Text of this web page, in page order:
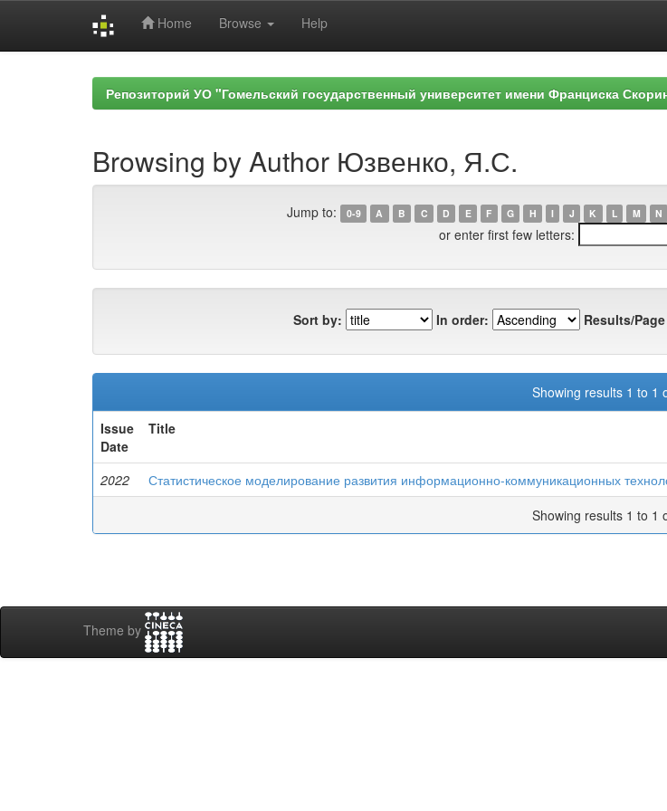
Home Browse Help
Репозиторий УО "Гомельский государственный университет имени Франциска
Browsing by Author Юзвенко, Я.С.
Jump to: 0-9 A B C D E F G H I J K L M N
or enter first few letters:
Sort by: In order: Results/Page
Showing results 1 to 1
Issue
Date
Title
2022 Статистическое моделирование развития информационно-коммуникационных
Showing results 1 to 1
Theme by